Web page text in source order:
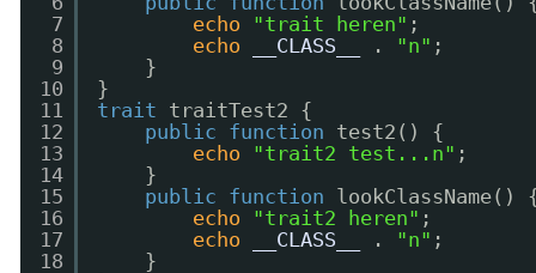
7
8
9
10
11
12
13
14
15
16
17
18
echo
"trait heren" ;
echo
__CLASS__ . "n" ;
}
}
trait
traitTest2 {
public
function
test2() {
echo
"trait2 test...n" ;
}
public
function
lookClassName()
echo
"trait2 heren" ;
echo
__CLASS__ . "n" ;
}